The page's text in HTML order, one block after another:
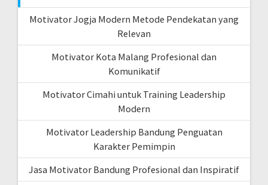
Motivator Jogja Modern Metode Pendekatan yang
Relevan
Motivator Kota Malang Profesional dan
Komunikatif
Motivator Cimahi untuk Training Leadership
Modern
Motivator Leadership Bandung Penguatan
Karakter Pemimpin
Jasa Motivator Bandung Profesional dan Inspiratif